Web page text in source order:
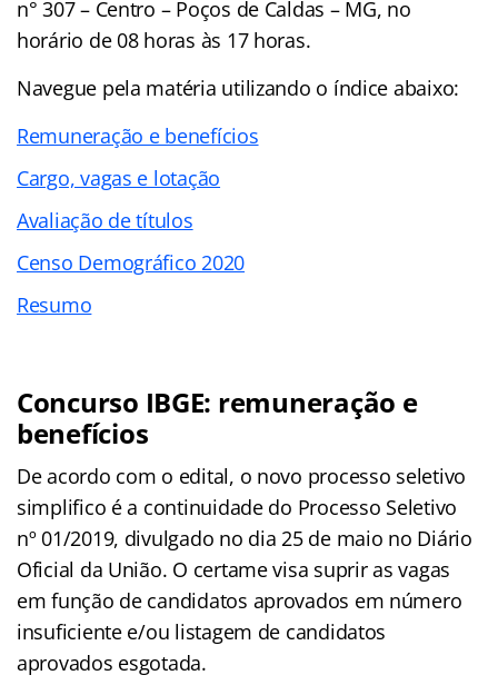
n° 307 – Centro – Poços de Caldas – MG, no
horário de 08 horas às 17 horas.
Navegue pela matéria utilizando o índice abaixo:
Remuneração e benefícios
Cargo, vagas e lotação
Avaliação de títulos
Censo Demográfico 2020
Resumo
Concurso IBGE: remuneração e
benefícios
De acordo com o edital, o novo processo seletivo
simplifico é a continuidade do Processo Seletivo
nº 01/2019, divulgado no dia 25 de maio no Diário
Oficial da União. O certame visa suprir as vagas
em função de candidatos aprovados em número
insuficiente e/ou listagem de candidatos
aprovados esgotada.